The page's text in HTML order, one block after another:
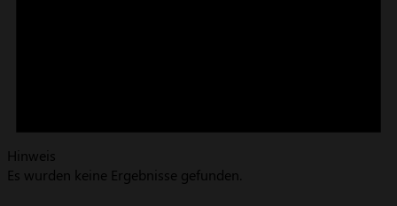
Hinweis
Es wurden keine Ergebnisse gefunden.